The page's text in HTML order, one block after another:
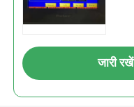
जारी रखें